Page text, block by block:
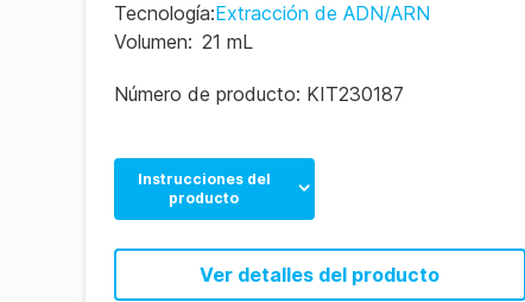
Tecnología:Extracción de ADN/ARN
Volumen: 21 mL
Número de producto: KIT230187
Instrucciones del
producto
Bacteria
Ver detalles del producto